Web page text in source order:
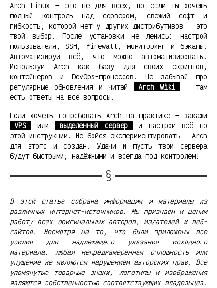
Arch Linux — это не для всех, но если ты хочешь
полный контроль над сервером, свежий софт и
гибкость, которой нет у других дистрибутивов — это
твой выбор. После установки не ленись: настрой
пользователя, SSH, firewall, мониторинг и бэкапы.
Автоматизируй всё, что можно автоматизировать.
Используй Arch как базу для своих скриптов,
контейнеров и DevOps-процессов. Не забывай про
регулярные обновления и читай
Arch Wiki
— там
есть ответы на все вопросы.
Если хочешь попробовать Arch на практике — закажи
VPS
или выделенный сервер
и настрой всё по
этой инструкции. Не бойся экспериментировать — Arch
для этого и создан. Удачи и пусть твои сервера
будут быстрыми, надёжными и всегда под контролем!
В этой статье собрана информация и материалы из
различных интернет-источников. Мы признаем и ценим
работу всех оригинальных авторов, издателей и веб-
сайтов. Несмотря на то, что были приложены все
усилия для надлежащего указания исходного
материала, любая непреднамеренная оплошность или
упущение не являются нарушением авторских прав. Все
упомянутые товарные знаки, логотипы и изображения
являются собственностью соответствующих владельцев.